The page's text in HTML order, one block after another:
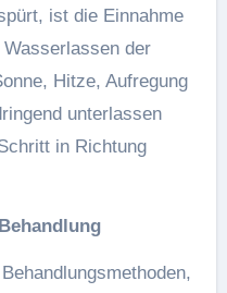
ist die Einnahme
der
Hitze, Aufregung
unterlassen
in Richtung